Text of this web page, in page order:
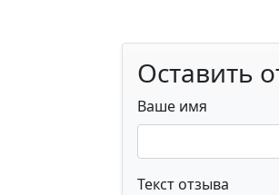
Оставить
Ваше имя
Текст отзыва